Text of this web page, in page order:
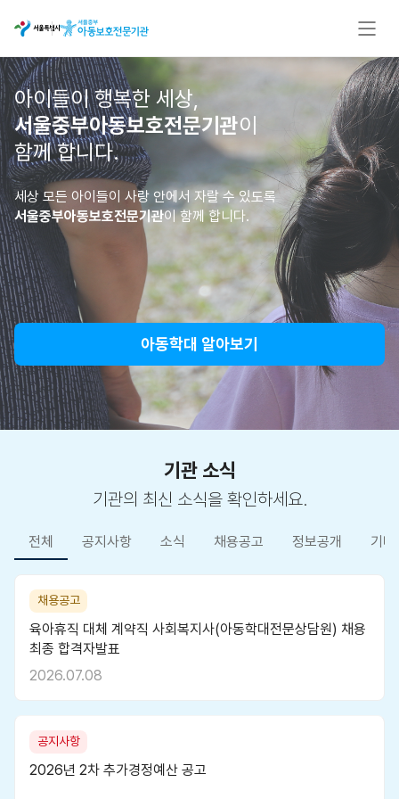
아이들이 행복한 세상,
서울중부아동보호전문기관이
함께 합니다.
세상 모든 아이들이 사랑 안에서 자랄 수 있도록
서울중부아동보호전문기관이 함께 합니다.
아동학대 알아보기
기관 소식
기관의 최신 소식을 확인하세요.
전체 공지사항 소식 채용공고 정보공개 기타
채용공고
육아휴직 대체 계약직 사회복지사(아동학대전문상담원) 채용
최종 합격자발표
2026.07.08
공지사항
2026년 2차 추가경정예산 공고